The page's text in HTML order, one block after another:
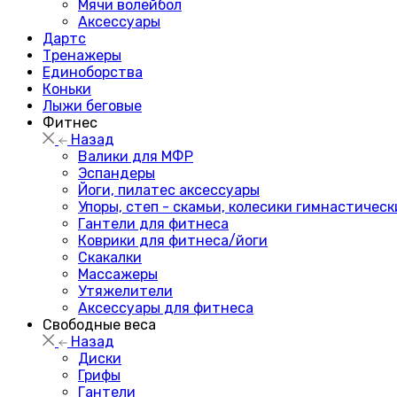
Мячи волейбол
Аксессуары
Дартс
Тренажеры
Единоборства
Коньки
Лыжи беговые
Фитнес
Назад
Валики для МФР
Эспандеры
Йоги, пилатес аксессуары
Упоры, степ - скамьи, колесики
Гантели для фитнеса
Коврики для фитнеса/йоги
Скакалки
Массажеры
Утяжелители
Аксессуары для фитнеса
Свободные веса
Назад
Диски
Грифы
Гантели